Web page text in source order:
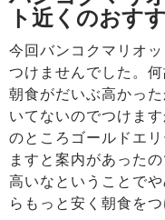
ト近くのおす
今回バンコクマリオ
つけませんでした。
朝食がだいぶ高かっ
いてないのでつけま
のところゴールドエ
ますと案内があった
高いなということで
らもっと安く朝食を